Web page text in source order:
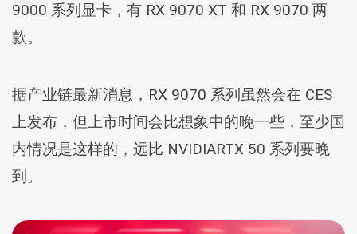
9000 系列显卡，有 RX 9070 XT 和 RX 9070 两
款。
据产业链最新消息，RX 9070 系列虽然会在 CES
上发布，但上市时间会比想象中的晚一些，至少国
内情况是这样的，远比 NVIDIARTX 50 系列要晚
到。